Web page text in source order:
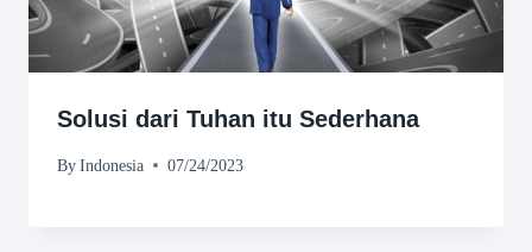
Solusi dari Tuhan itu Sederhana
By Indonesia 07/24/2023